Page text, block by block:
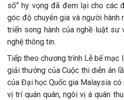
số” hy vọng đã đem lại cho các
góc độ chuyên gia và người hành
triển song hành của nghề luật
nghệ thông tin.
Tiếp theo chương trình Lễ bế mạc
giải thưởng của Cuộc thi diễn án
của Đại học Quốc gia Malaysia
vị trí quán quân, ngôi vị á quân